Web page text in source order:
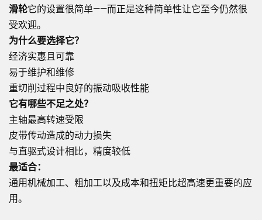
滑轮它的设置很简单——而正是这种简单性让它至今仍然很
受欢迎。
为什么要选择它？
经济实惠且可靠
易于维护和维修
重切削过程中良好的振动吸收性能
它有哪些不足之处？
主轴最高转速受限
皮带传动造成的动力损失
与直驱式设计相比，精度较低
最适合：
通用机械加工、粗加工以及成本和扭矩比超高速更重要的应
用。